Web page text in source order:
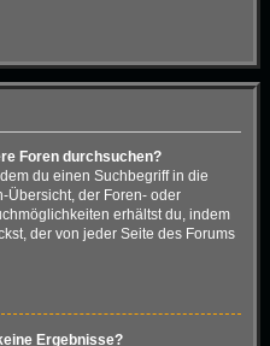
Foren durchsuchen?
du einen Suchbegriff in die
Übersicht, der Foren- oder
erhältst du, indem
der von jeder Seite des Forums
Ergebnisse?